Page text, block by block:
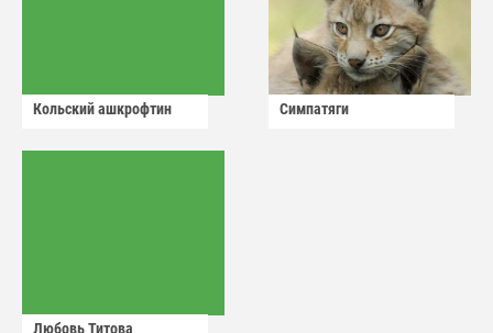
Кольский ашкрофтин Симпатяги
Любовь Титова